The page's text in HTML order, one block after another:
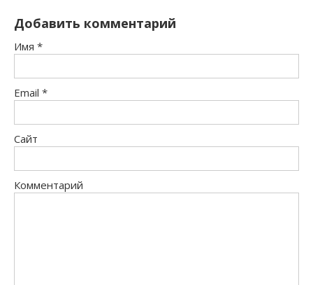
Добавить комментарий
Имя *
Email *
Сайт
Комментарий